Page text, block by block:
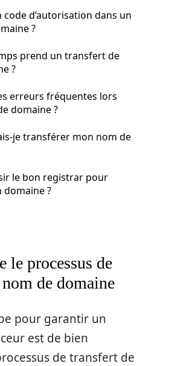
code d’autorisation dans un
?
prend un transfert de
?
erreurs fréquentes lors
domaine ?
je transférer mon nom de
le bon registrar pour
?
le processus de
de domaine
pour garantir un
est de bien
de transfert de